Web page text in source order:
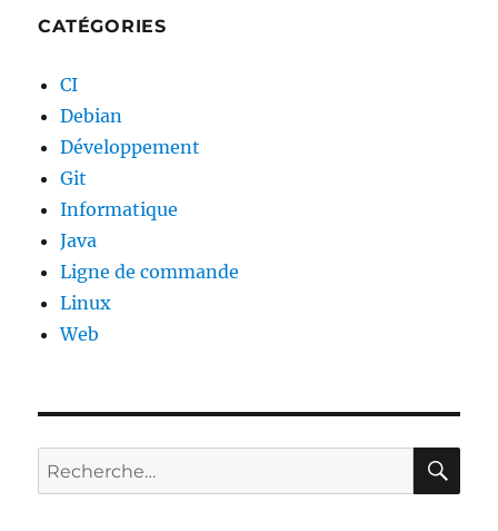
CATÉGORIES
CI
Debian
Développement
Git
Informatique
Java
Ligne de commande
Linux
Web
Recherche
pour :